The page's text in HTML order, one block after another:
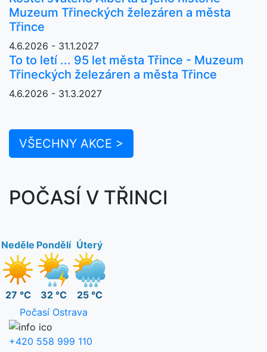
Muzeum Třineckých železáren a města
Třince
4.6.2026 - 31.1.2027
To to letí ... 95 let města Třince - Muzeum
Třineckých železáren a města Třince
4.6.2026 - 31.3.2027
VŠECHNY AKCE >
POČASÍ V TŘINCI
Neděle
27 °C
Pondělí
32 °C
Úterý
25 °C
Počasí Ostrava
+420 558 999 110